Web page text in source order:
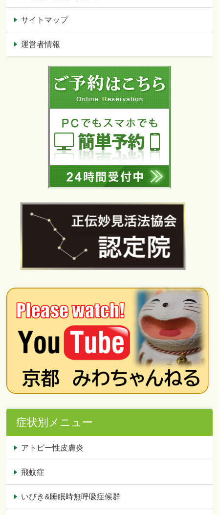
サイトマップ
運営者情報
症状別メニュー
アトピー性皮膚炎
飛蚊症
いびき&睡眠時無呼吸症候群